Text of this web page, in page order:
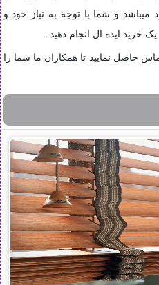
و شما با توجه به نیاز خود و
ایده ال انجام دهید.
حاصل نمایید تا همکاران ما شما را